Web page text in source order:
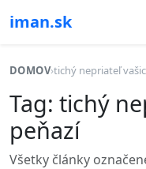
iman.sk
DOMOV›tichý nepriateľ
Tag: tichý
peňazí
Všetky články